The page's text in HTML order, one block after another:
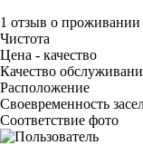
1 отзыв о проживании
Чистота
Цена - качество
Качество
Расположение
Своевременность
Соответствие фото